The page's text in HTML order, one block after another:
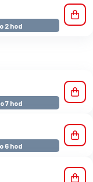
2 hod
7 hod
6 hod